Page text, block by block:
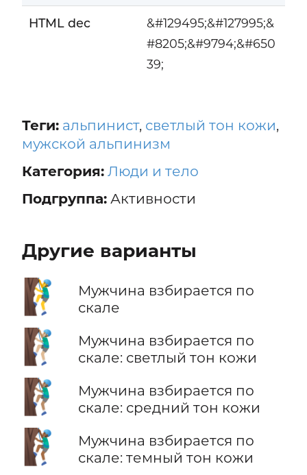
HTML dec
&#129495;&#127995;&
#8205;&#9794;&#650
39;
Теги: альпинист, светлый тон кожи,
мужской альпинизм
Категория: Люди и тело
Подгруппа:Активности
Другие варианты
🧗‍♂️
Мужчина взбирается по
скале
🧗🏼‍♂️
Мужчина взбирается по
скале: светлый тон кожи
🧗🏽‍♂️
Мужчина взбирается по
скале: средний тон кожи
🧗🏾‍♂️
Мужчина взбирается по
скале: темный тон кожи